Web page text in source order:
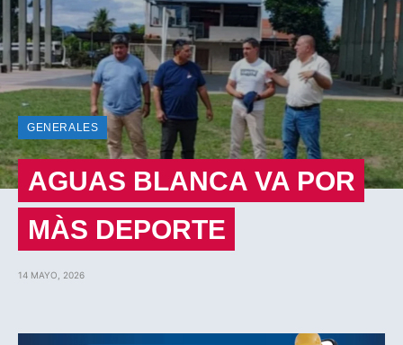
GENERALES
AGUAS BLANCA VA POR
MÀS DEPORTE
14 MAYO, 2026